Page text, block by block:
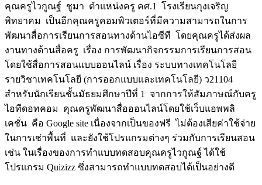
คุณครูไวกูณฐ์ ชูมา ตำแหน่งครู คศ.1 โรงเรียนกุงเจริญ
พิทยาคม เป็นอีกคุณครูคอมพิวเตอร์ที่มีความสามารถในการ
พัฒนาสื่อการเรียนการสอนทางด้านไอซีที โดยคุณครูได้ส่งผล
งานทางด้านสื่อครู เรื่อง การพัฒนากิจกรรมการเรียนการสอน
โดยใช้สื่อการสอนแบบออนไลน์ เรื่อง ระบบทางเทคโนโลยี
รายวิชาเทคโนโลยี (การออกแบบและเทคโนโลยี) ว21104
สำหรับนักเรียนชั้นมัธยมศึกษาปีที่ 1 จากการให้สัมภาษณ์กับครู
ไอทีดอทคอม คุณครูพัฒนาสื่อออนไลน์โดยใช้เว็บแอพพลิ
เคชั่น คือ Google site เนื่องจากเป็นของฟรี ไม่ต้องเสียค่าใช้จ่าย
ในการเช่าพื้นที่ และยังใช้โปรแกรมต่างๆ ร่วมกับการเรียนสอน
เช่น ในเรื่องของการทำแบบทดสอบคุณครูไวกูณฐ์ ได้ใช้
โปรแกรม Quizizz ซึ่งสามารถทำแบบทดสอบได้เป็นอย่างดี